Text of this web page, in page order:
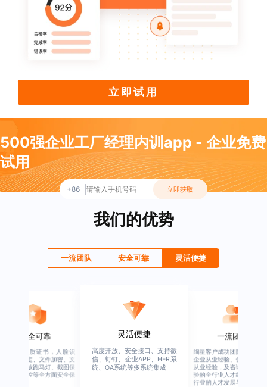
立即试用
500强企业工厂经理内训app - 企业免费
试用
+86 立即获取
我们的优势
一流团队 安全可靠 灵活便捷
安全可靠
业权威资质证书，人脸识
、设备绑定、文件加密、文
水印、播放跑马灯、截图保
、权限管控等全方面安全保
灵活便捷
高度开放、安全接口、支持微
信、钉钉、企业APP、HER系
统、OA系统等多系统集成
一流团队
绚星客户成功团队，由有多
企业从业经验、优秀培训机
从业经验，及咨询公司从业
验的全行业人才组成，涉猎
行业的人才发展与培养模块